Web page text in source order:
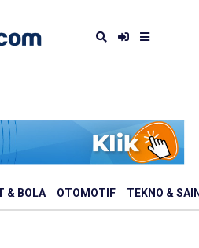
& BOLA OTOMOTIF TEKNO &